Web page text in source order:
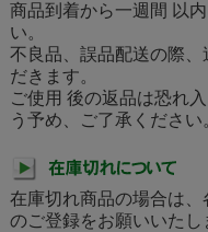
商品到着から一週間 以
い。
不良品、誤品配送の際
だきます。
ご使用 後の返品は恐れ
う予め、ご了承ください
在庫切れ商品の場合は
のご登録をお願いいたし